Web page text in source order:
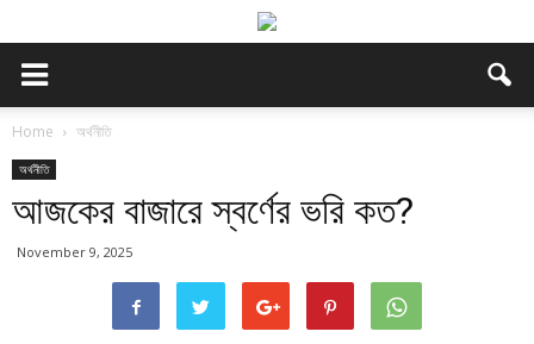
Home অর্থনীতি
অর্থনীতি
আজকের বাজারে স্বর্ণের ভরি কত?
November 9, 2025